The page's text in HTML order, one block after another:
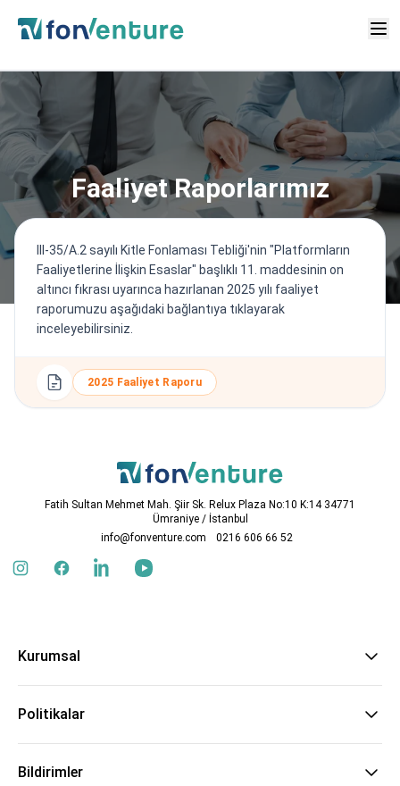
Faaliyet Raporlarımız
III-35/A.2 sayılı Kitle Fonlaması Tebliği'nin "Platformların
Faaliyetlerine İlişkin Esaslar" başlıklı 11. maddesinin on
altıncı fıkrası uyarınca hazırlanan 2025 yılı faaliyet
raporumuzu aşağıdaki bağlantıya tıklayarak
inceleyebilirsiniz.
2025 Faaliyet Raporu
Fatih Sultan Mehmet Mah. Şiir Sk. Relux Plaza No:10 K:14 34771
Ümraniye / İstanbul
info@fonventure.com
0216 606 66 52
Kurumsal
Politikalar
Bildirimler